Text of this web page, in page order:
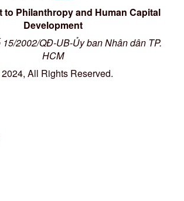
to Philanthropy and Human Capital
Development
15/2002/QĐ-UB-Ủy ban Nhân dân TP.
HCM
All Rights Reserved.